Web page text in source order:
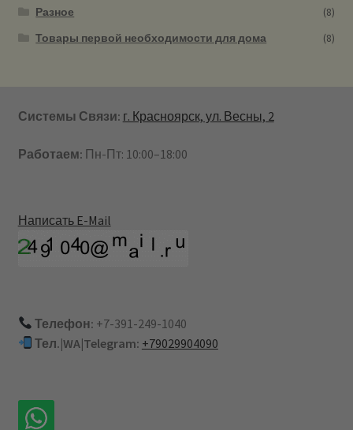
Разное
(8)
Товары первой необходимости для дома
(8)
Системы Связи: г. Красноярск, ул. Весны, 2
Работаем: Пн-Пт: 10:00–18:00
Написать E-Mail
Телефон: +7-391-249-1040
Тел.|WA|Telegram: +79029904090